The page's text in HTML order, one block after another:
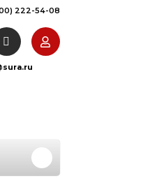
222-54-08